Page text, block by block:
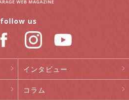
インタビュー
コラム
follow us